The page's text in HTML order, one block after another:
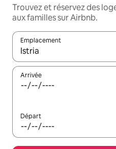
Trouvez et réservez des
aux familles sur Airbnb.
Emplacement
Quand les résultats sont
Arrivée
Départ